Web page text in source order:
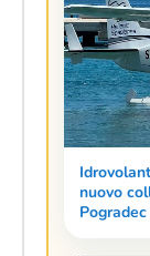
nuovo
Pogradec